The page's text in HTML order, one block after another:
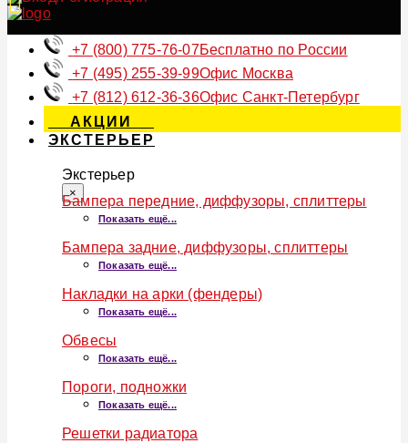
+7 (800) 775-76-07Бесплатно по России
+7 (495) 255-39-99Офис Москва
+7 (812) 612-36-36Офис Санкт-Петербург
АКЦИИ
ЭКСТЕРЬЕР
Экстерьер
×
Бампера передние, диффузоры, сплиттеры
Показать ещё...
Бампера задние, диффузоры, сплиттеры
Показать ещё...
Накладки на арки (фендеры)
Показать ещё...
Обвесы
Показать ещё...
Пороги, подножки
Показать ещё...
Решетки радиатора